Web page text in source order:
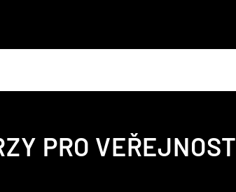
PRO VEŘEJNOST